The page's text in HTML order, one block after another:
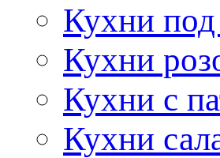
Кухни под
Кухни
Кухни с
Кухни